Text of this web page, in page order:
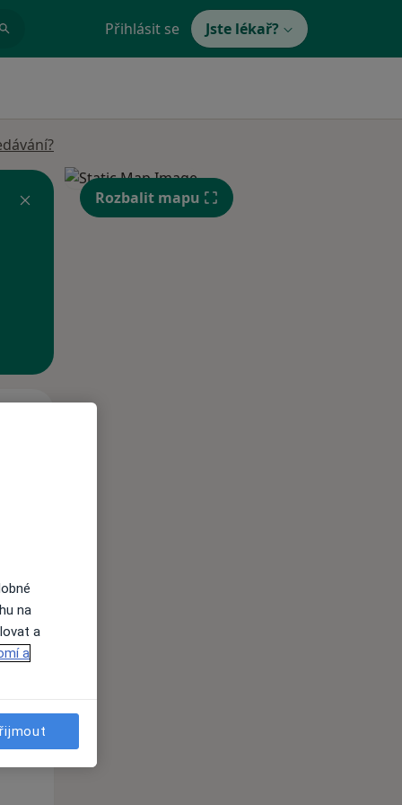
Přihlásit se Jste lékař?
11 Srpen
Rozbalit mapu
na
a
a